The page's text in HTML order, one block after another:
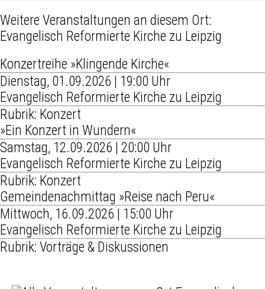
Weitere Veranstaltungen an diesem Ort:
Evangelisch Reformierte Kirche zu Leipzig
Konzertreihe »Klingende Kirche«
Dienstag, 01.09.2026 | 19:00 Uhr
Evangelisch Reformierte Kirche zu Leipzig
Rubrik: Konzert
»Ein Konzert in Wundern«
Samstag, 12.09.2026 | 20:00 Uhr
Evangelisch Reformierte Kirche zu Leipzig
Rubrik: Konzert
Gemeindenachmittag »Reise nach Peru«
Mittwoch, 16.09.2026 | 15:00 Uhr
Evangelisch Reformierte Kirche zu Leipzig
Rubrik: Vorträge & Diskussionen